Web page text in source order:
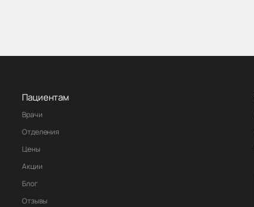
Пациентам
Врачи
Отделения
Цены
Акции
Блог
Отзывы